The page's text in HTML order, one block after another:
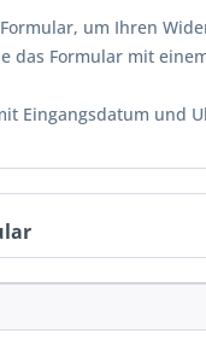
um Ihren
das Formular mit
Eingangsdatum und